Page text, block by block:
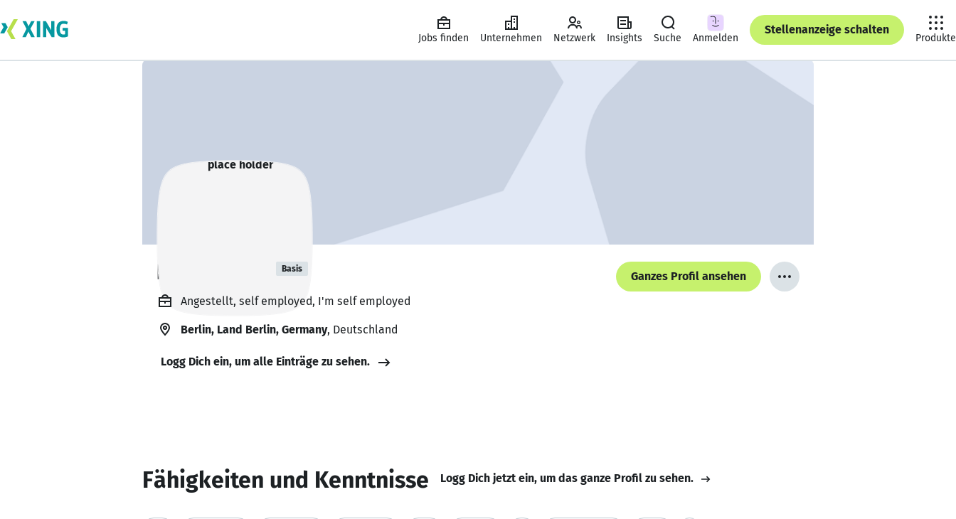
Jobs finden Unternehmen Netzwerk Insights Suche Anmelden
Stellenanzeige schalten
Produkte
place holder Basis
Ganzes Profil ansehen
Angestellt, self employed, I'm self employed
Berlin, Land Berlin, Germany, Deutschland
Logg Dich ein, um alle Einträge zu sehen.
Fähigkeiten und Kenntnisse Logg Dich jetzt ein, um das ganze Profil zu sehen.